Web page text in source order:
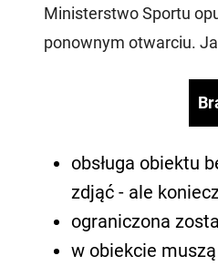
Ministerstwo Sportu
ponownym otwarciu.
obsługa obiektu
zdjąć - ale
ograniczona
w obiekcie